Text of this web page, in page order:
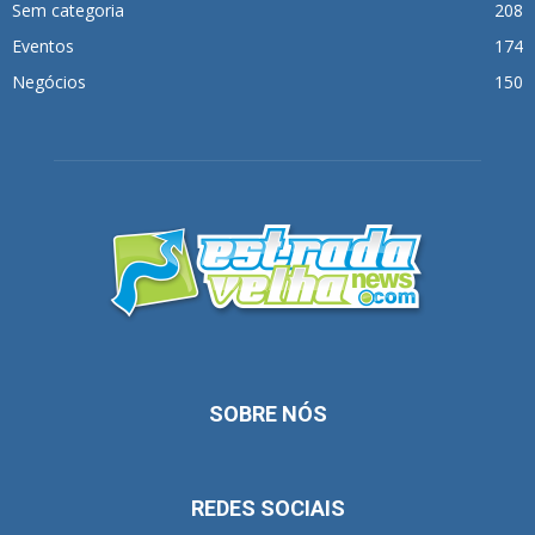
Sem categoria
208
Eventos
174
Negócios
150
SOBRE NÓS
REDES SOCIAIS